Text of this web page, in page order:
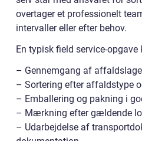
overtager et professionelt
intervaller eller efter behov.
En typisk field service-
– Gennemgang af
– Sortering efter affaldstype
– Emballering og pakning i
– Mærkning efter gældende
– Udarbejdelse af